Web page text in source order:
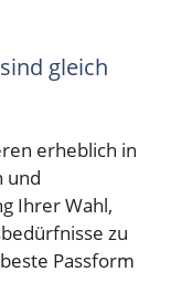
gleich
erheblich in
und
Ihrer Wahl,
zu
Passform